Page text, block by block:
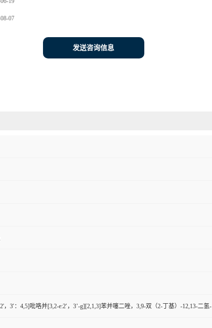
07
发送咨询信息
，3′：4,5]吡咯并[3,2-e:2′，3’-g][2,1,3]苯并噻二唑，3,9-双（2-丁基）-12,13-二氢-